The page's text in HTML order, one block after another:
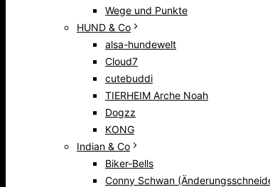
Wege und Punkte
HUND & Co
alsa-hundewelt
Cloud7
cutebuddi
TIERHEIM Arche Noah
Dogzz
KONG
Indian & Co
Biker-Bells
Conny Schwan